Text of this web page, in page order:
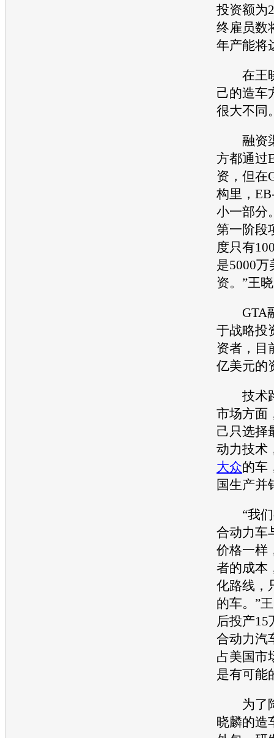
投资额为
终雇员数
年产能将
在王晓
己的造车
很大不同
融资渠
方都通过
资，但在
构里，
小一部分
第一阶段
度只有
是5000万
资。”王
GTA融
于战略投
资者，目
亿美元的
技术路
市场方面
己只选择
动力技术
大众的车
国生产并
“我们
合动力车
价格一样
者的成本
化路线，
的车。”
后投产15
合动力汽
占美国市
是有可能
为了降
晓麟的造